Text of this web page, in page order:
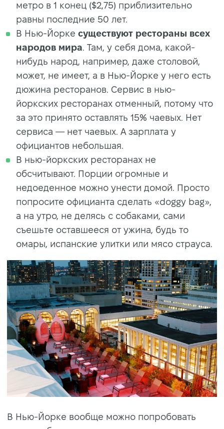
метро в 1 конец ($2,75) приблизительно
равны последние 50 лет.
В Нью-Йорке существуют рестораны всех
народов мира. Там, у себя дома, какой-
нибудь народ, например, даже столовой,
может, не имеет, а в Нью-Йорке у него есть
дюжина ресторанов. Сервис в нью-
йоркских ресторанах отменный, потому что
за это принято оставлять 15% чаевых. Нет
сервиса — нет чаевых. А зарплата у
официантов небольшая.
В нью-йоркских ресторанах не
обсчитывают. Порции огромные и
недоеденное можно унести домой. Просто
попросите официанта сделать «doggy bag»,
а на утро, не делясь с собаками, сами
съешьте оставшееся от ужина, будь то
омары, испанские улитки или мясо страуса.
В Нью-Йорке вообще можно попробовать